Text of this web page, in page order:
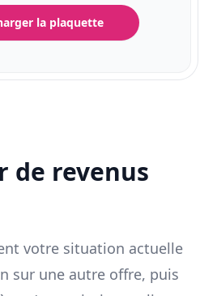
la plaquette
de revenus
votre situation actuelle
sur une autre offre, puis